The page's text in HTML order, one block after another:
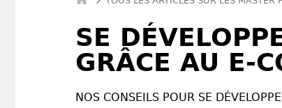
SE
GRÂCE AU E-
NOS CONSEILS POUR SE